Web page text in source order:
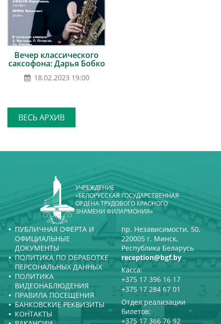
Вечер классического
саксофона: Дарья Бобко
18.02.2023 19:00
ВЕСЬ АРХИВ
УЧРЕЖДЕНИЕ
«БЕЛОРУССКАЯ ГОСУДАРСТВЕННАЯ
ОРДЕНА ТРУДОВОГО КРАСНОГО
ЗНАМЕНИ ФИЛАРМОНИЯ»
ПУБЛИЧНАЯ ОФЕРТА И
ОФИЦИАЛЬНЫЕ
ДОКУМЕНТЫ
ПОЛИТИКА ПО ОБРАБОТКЕ
ПЕРСОНАЛЬНЫХ ДАННЫХ
ПОЛИТИКА
ВИДЕОНАБЛЮДЕНИЯ
ПРАВИЛА ПОСЕЩЕНИЯ
БАНКОВСКИЕ РЕКВИЗИТЫ
КОНТАКТЫ
пр. Независимости, 50,
220005 г. Минск,
Республика Беларусь
reception@bgf.by
Касса:
+375 17 396 16 17
+375 17 284 67 01
Отдел реализации
билетов:
+375 17 366 76 92